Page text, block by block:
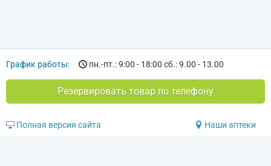
График работы: пн.-пт.: 9:00 - 18:00 сб.: 9.00 - 13.00
Резервировать товар по телефону
Полная версия сайта Наши аптеки